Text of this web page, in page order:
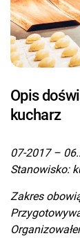
Opis
kucharz
07-2017 –
Stanowisko:
Zakres